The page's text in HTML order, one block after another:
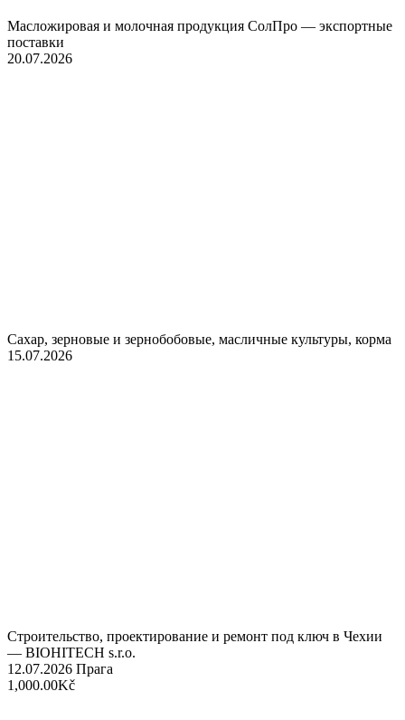
Масложировая и молочная продукция СолПро — экспортные
поставки
20.07.2026
Сахар, зерновые и зернобобовые, масличные культуры, корма
15.07.2026
Строительство, проектирование и ремонт под ключ в Чехии
— BIOHITECH s.r.o.
12.07.2026 Прага
1,000.00Kč